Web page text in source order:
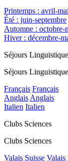
Printemps : avril-mai
Été : juin-septembre
Automne : octobre-
Hiver : décembre-
Séjours
Séjours
Français Français
Anglais Anglais
Italien Italien
Clubs Sciences
Clubs Sciences
Valais Suisse Valais